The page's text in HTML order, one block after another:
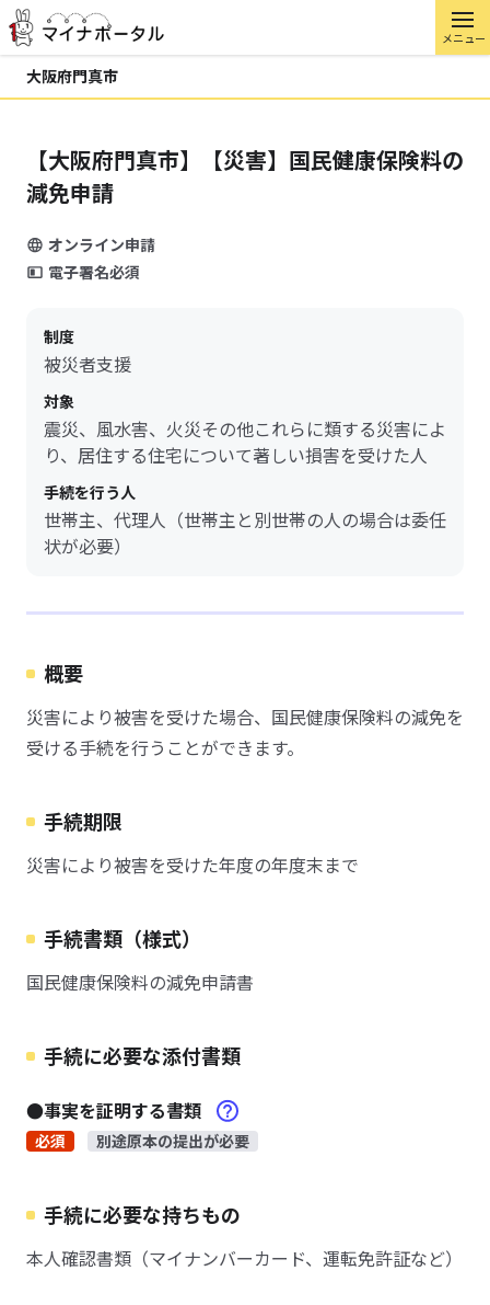
メニュー
大阪府門真市
【大阪府門真市】【災害】国民健康保険料の
減免申請
オンライン申請
電子署名必須
制度
被災者支援
対象
震災、風水害、火災その他これらに類する災害によ
り、居住する住宅について著しい損害を受けた人
手続を行う人
世帯主、代理人（世帯主と別世帯の人の場合は委任
状が必要）
概要
災害により被害を受けた場合、国民健康保険料の減免を
受ける手続を行うことができます。
手続期限
災害により被害を受けた年度の年度末まで
手続書類（様式）
国民健康保険料の減免申請書
手続に必要な添付書類
●事実を証明する書類
必須 別途原本の提出が必要
手続に必要な持ちもの
本人確認書類（マイナンバーカード、運転免許証など）